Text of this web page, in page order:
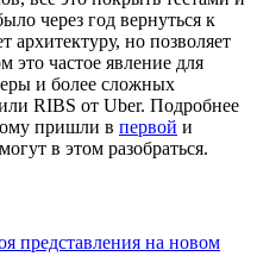
через год вернуться к
архитектуру, но позволяет
это частое явление для
и более сложных
RIBS от Uber. Подробнее
пришли в первой и
в этом разобраться.
представления на новом